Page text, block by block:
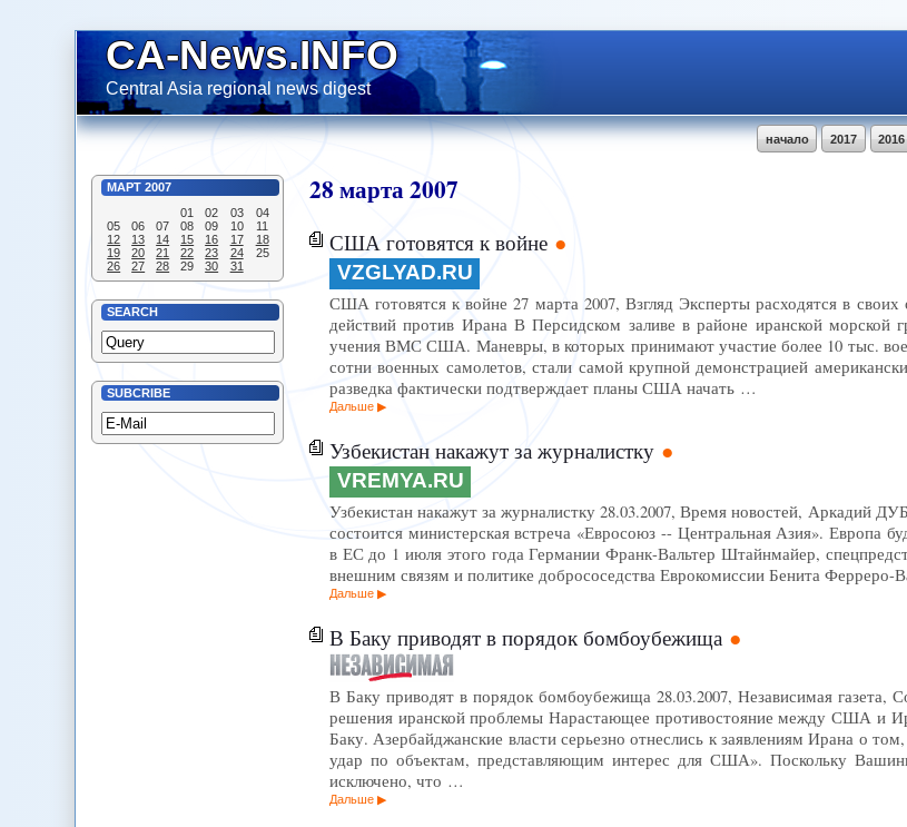
CA-News.INFO
Central Asia regional news digest
2016
2017
начало
МАРТ 2007
01
02 03
04
05
06 07 08 09 10
11
12
13 14 15 16 17
18
19
20 21 22 23 24
25
26
27 28 29 30 31
SEARCH
SUBCRIBE
28марта2007
США готовятся к войне
VZGLYAD.RU
США готовятся к войне 27 марта 2007, Взгляд Эксперты расходятся в своих
действий против Ирана В Персидском заливе в районе иранской морской
учения ВМС США. Маневры, в которых принимают участие более 10 тыс.
сотни военных самолетов, стали самой крупной демонстрацией
разведка фактически подтверждает планы США начать …
Дальше
Узбекистан накажут за журналистку
VREMYA.RU
Узбекистан накажут за журналистку 28.03.2007, Время новостей, Аркадий
состоится министерская встреча «Евросоюз -- Центральная Азия». Европа
в ЕС до 1 июля этого года Германии Франк-Вальтер Штайнмайер,
внешним связям и политике добрососедства Еврокомиссии Бенита
Дальше
В Баку приводят в порядок бомбоубежища
В Баку приводят в порядок бомбоубежища 28.03.2007, Независимая газета,
решения иранской проблемы Нарастающее противостояние между США и
Баку. Азербайджанские власти серьезно отнеслись к заявлениям Ирана о
удар по объектам, представляющим интерес для США». Поскольку
исключено, что …
Дальше